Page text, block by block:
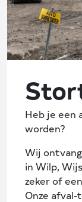
Heb je een
worden?
Wij
in Wilp,
zeker of
Onze